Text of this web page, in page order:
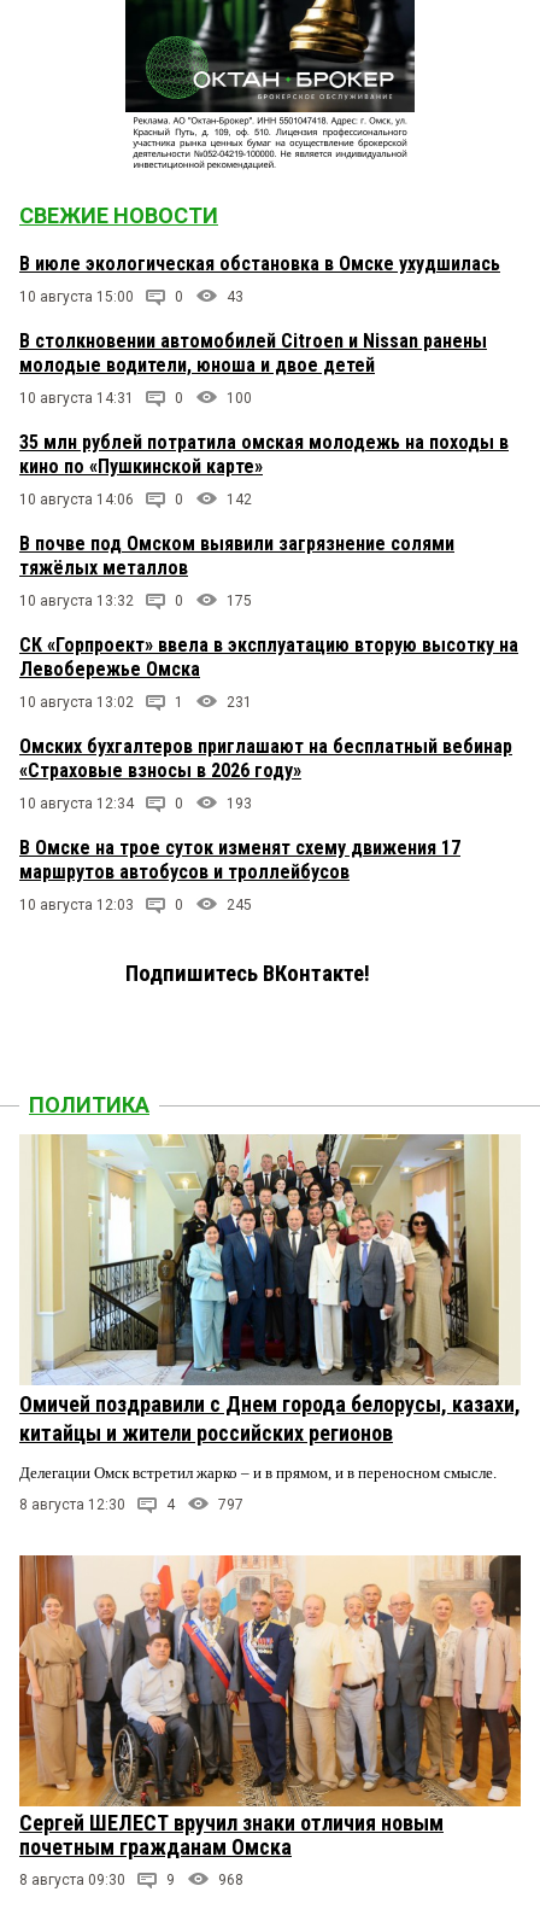
СВЕЖИЕ НОВОСТИ
В июле экологическая обстановка в Омске ухудшилась
10 августа 15:00 0 43
В столкновении автомобилей Citroen и Nissan ранены
молодые водители, юноша и двое детей
10 августа 14:31 0 100
35 млн рублей потратила омская молодежь на походы в
кино по «Пушкинской карте»
10 августа 14:06 0 142
В почве под Омском выявили загрязнение солями
тяжёлых металлов
10 августа 13:32 0 175
СК «Горпроект» ввела в эксплуатацию вторую высотку на
Левобережье Омска
10 августа 13:02 1 231
Омских бухгалтеров приглашают на бесплатный вебинар
«Страховые взносы в 2026 году»
10 августа 12:34 0 193
В Омске на трое суток изменят схему движения 17
маршрутов автобусов и троллейбусов
10 августа 12:03 0 245
Подпишитесь ВКонтакте!
ПОЛИТИКА
Омичей поздравили с Днем города белорусы, казахи,
китайцы и жители российских регионов
Делегации Омск встретил жарко – и в прямом, и в переносном смысле.
8 августа 12:30 4 797
Сергей ШЕЛЕСТ вручил знаки отличия новым
почетным гражданам Омска
8 августа 09:30 9 968